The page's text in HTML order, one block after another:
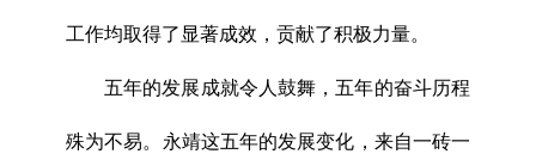
工作均取得了显著成效，贡献了积极力量。
五年的发展成就令人鼓舞，五年的奋斗历程
殊为不易。永靖这五年的发展变化，来自一砖一